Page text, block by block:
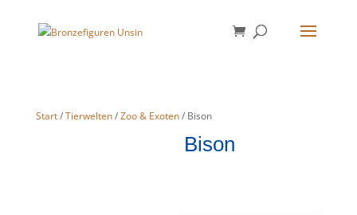
Start/Tierwelten/Zoo & Exoten/ Bison
Bison